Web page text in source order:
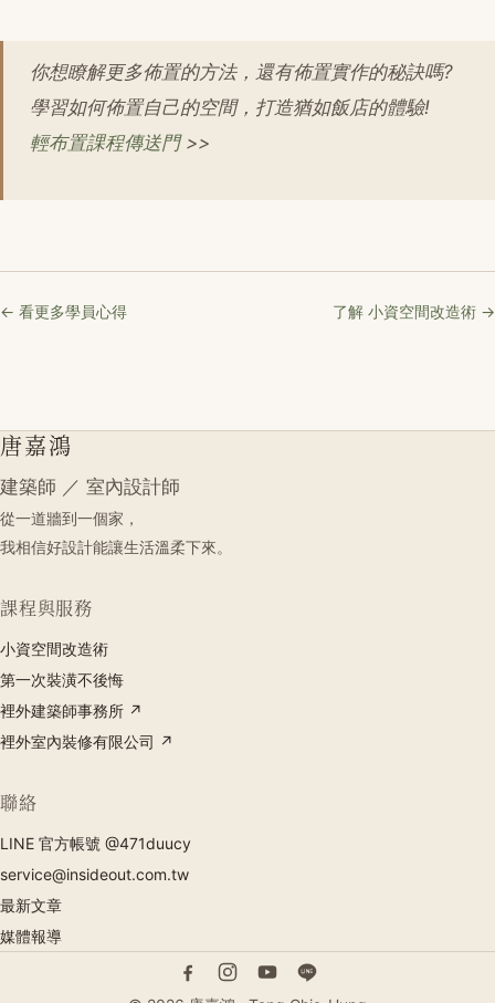
你想瞭解更多佈置的方法，還有佈置實作的秘訣嗎?
學習如何佈置自己的空間，打造猶如飯店的體驗!
輕布置課程傳送門>>
← 看更多學員心得 了解 小資空間改造術 →
唐嘉鴻
建築師 ／ 室內設計師
從一道牆到一個家，
我相信好設計能讓生活溫柔下來。
課程與服務
小資空間改造術
第一次裝潢不後悔
裡外建築師事務所 ↗
裡外室內裝修有限公司 ↗
聯絡
LINE 官方帳號 @471duucy
service@insideout.com.tw
最新文章
媒體報導